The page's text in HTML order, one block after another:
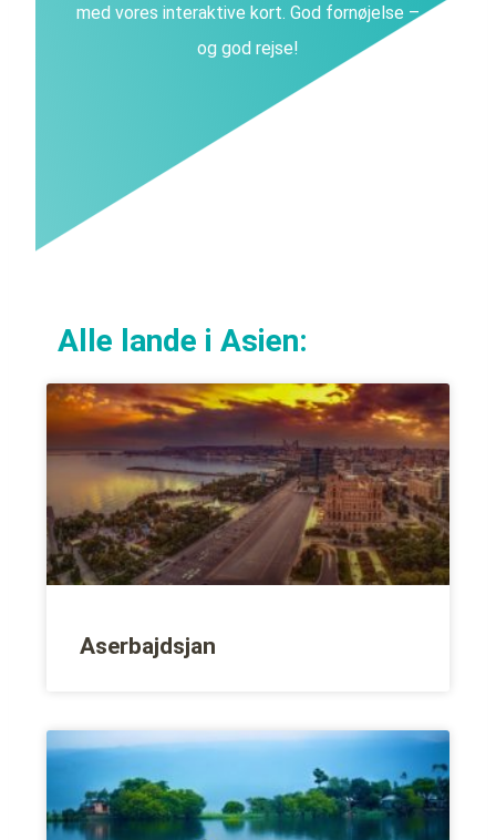
med vores interaktive kort. God fornøjelse –
og god rejse!
Alle lande i Asien:
Aserbajdsjan